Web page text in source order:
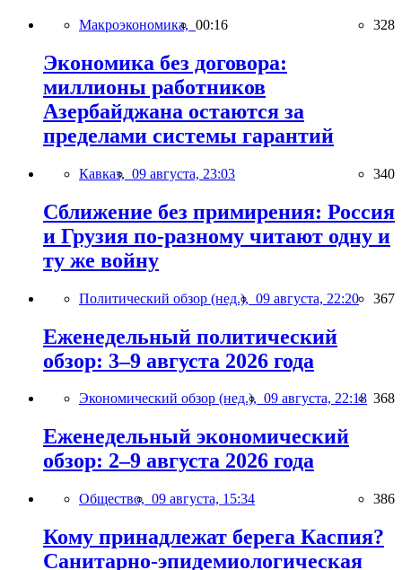
Макроэкономика, 00:16 328
Экономика без договора:
миллионы работников
Азербайджана остаются за
пределами системы гарантий
Кавказ, 09 августа, 23:03 340
Сближение без примирения: Россия
и Грузия по-разному читают одну и
ту же войну
Политический обзор (нед.), 09 августа, 22:20 367
Еженедельный политический
обзор: 3–9 августа 2026 года
Экономический обзор (нед.), 09 августа, 22:18 368
Еженедельный экономический
обзор: 2–9 августа 2026 года
Общество, 09 августа, 15:34 386
Кому принадлежат берега Каспия?
Санитарно-эпидемиологическая